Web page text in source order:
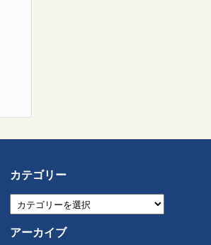
カテゴリー
アーカイブ